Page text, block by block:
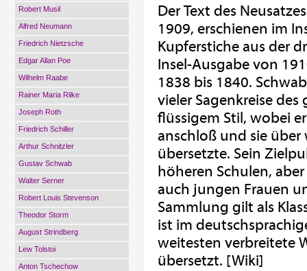
Robert Musil
Alfred Neumann
Friedrich Nietzsche
Edgar Allan Poe
Wilhelm Raabe
Rainer Maria Rilke
Joseph Roth
Friedrich Schiller
Arthur Schnitzler
Gustav Schwab
Walter Serner
Robert Louis Stevenson
Theodor Storm
August Strindberg
Lew Tolstoi
Anton Tschechow
Der Text des
1909, erschienen im
Kupferstiche aus der
Insel-Ausgabe von
1838 bis 1840.
vieler Sagenkreise
flüssigem Stil, wobei
anschloß und sie
übersetzte. Sein
höheren Schulen,
auch jungen Frauen
Sammlung gilt als
ist im
weitesten verbreitete
übersetzt. [Wiki]